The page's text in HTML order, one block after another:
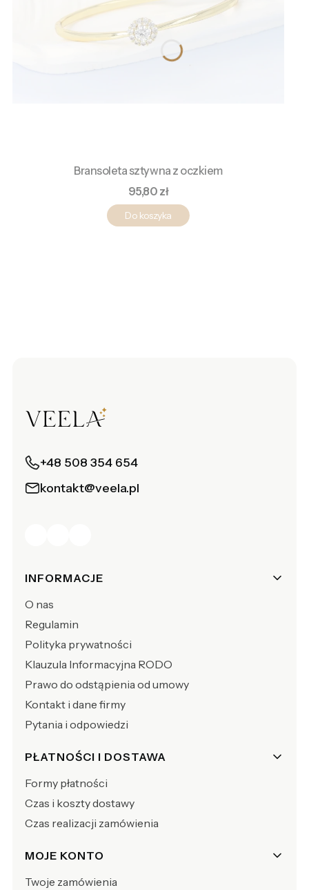
Bransoleta sztywna z oczkiem
Cena
95,80 zł
Do koszyka
+48 508 354 654
kontakt@veela.pl
Linki w stopce
INFORMACJE
O nas
Regulamin
Polityka prywatności
Klauzula Informacyjna RODO
Prawo do odstąpienia od umowy
Kontakt i dane firmy
Pytania i odpowiedzi
PŁATNOŚCI I DOSTAWA
Formy płatności
Czas i koszty dostawy
Czas realizacji zamówienia
MOJE KONTO
Twoje zamówienia